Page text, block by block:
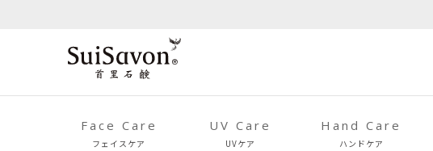
Face Care
フェイスケア
UV Care
UVケア
Hand Care
ハンドケア